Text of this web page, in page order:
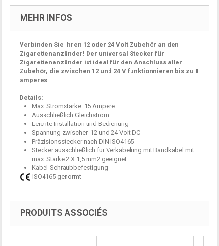
MEHR INFOS
Verbinden Sie Ihren 12 oder 24 Volt Zubehör an den
Zigarettenanzünder! Der universal Stecker für
Zigarettenanzünder ist ideal für den Anschluss aller
Zubehör, die zwischen 12 und 24 V funktionnieren bis zu 8
amperes
Details:
Max. Stromstärke: 15 Ampere
Ausschließlich Gleichstrom
Leichte Installation und Bedienung
Spannung zwischen 12 und 24 Volt DC
Präzisionsstecker nach DIN ISO4165
Stecker ausschließlich für Verkabelung mit Bandkabel mit
max. Stärke 2 X 1,5 mm2 geeignet
Kabel-Schraubbefestigung
ISO4165 genormt
PRODUITS ASSOCIÉS